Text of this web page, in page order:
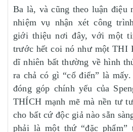
Ba là, và cũng theo luận điệu
nhiệm vụ nhận xét công
giới thiệu nơi đây, với một
trước hết coi nó như một THI
dĩ nhiên bất thường về hình
ra chả có gì “cổ điển” là
đóng góp chính yếu của
THÍCH mạnh mẽ mà nền tư
cho bất cứ độc giả nào sẵn
phải là một thứ “đặc